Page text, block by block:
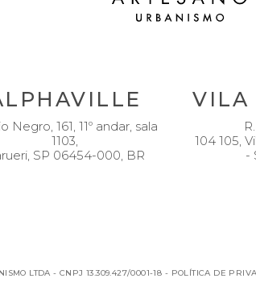
Negro, 161, 11º andar, sala
1103,
SP 06454-000, BR
VILA
104 105,
-
LTDA - CNPJ 13.309.427/0001-18 - POLÍTICA DE